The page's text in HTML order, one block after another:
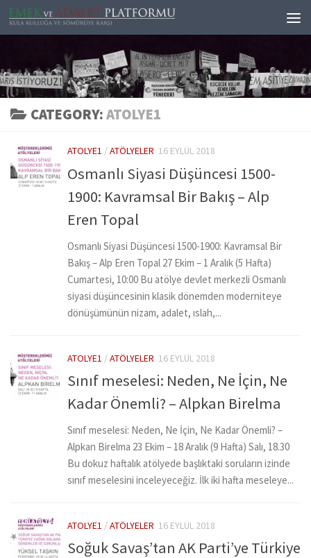
Skip to content
CATEGORY:ATOLYE1
ATOLYE1 /ATÖLYELER 16 EYLÜL 2018
Osmanlı Siyasi Düşüncesi 1500-
1900: Kavramsal Bir Bakış – Alp
Eren Topal
Osmanlı Siyasi Düşüncesi 1500-1900: Kavramsal Bir
Bakış – Alp Eren Topal 27 Ekim – 1 Aralık (5 Hafta)
Cumartesi, 10:00 Bu atölye devlet merkezli Osmanlı
siyasi düşüncesinin klasik dönemden moderniteye
dönüşümünün nizam, adalet, ıslah,...
ATOLYE1 /ATÖLYELER 16 EYLÜL 2018
Sınıf meselesi: Neden, Ne İçin, Ne
Kadar Önemli? – Alpkan Birelma
Sınıf meselesi: Neden, Ne İçin, Ne Kadar Önemli? –
Alpkan Birelma 23 Ekim – 18 Aralık (9 Hafta) Salı, 18.30
Bu dokuz haftalık atölyede başlıktaki soruların izinde
sınıf meselesini inceleyeceğiz. İlk iki hafta meseleye...
ATOLYE1 /ATÖLYELER 16 EYLÜL 2018
Soğuk Savaş’tan AK Parti’ye Türkiye